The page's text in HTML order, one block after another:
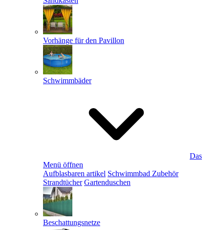
Vorhänge für den Pavillon
Schwimmbäder
Das
Menü öffnen
Aufblasbaren artikel Schwimmbad Zubehör
Strandtücher Gartenduschen
Beschattungsnetze